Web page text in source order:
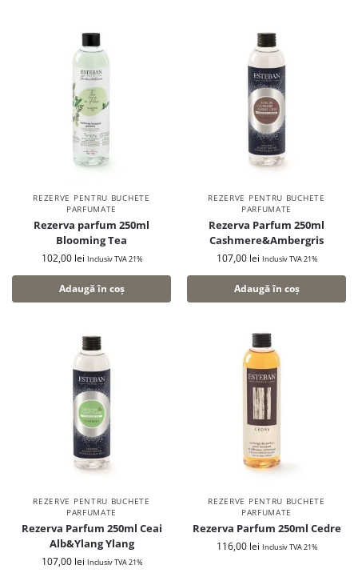
REZERVE PENTRU BUCHETE
PARFUMATE
Rezerva parfum 250ml
Blooming Tea
102,00 lei Inclusiv TVA 21%
Adaugă în coș
REZERVE PENTRU BUCHETE
PARFUMATE
Rezerva Parfum 250ml
Cashmere&Ambergris
107,00 lei Inclusiv TVA 21%
Adaugă în coș
REZERVE PENTRU BUCHETE
PARFUMATE
Rezerva Parfum 250ml Ceai
Alb&Ylang Ylang
107,00 lei Inclusiv TVA 21%
REZERVE PENTRU BUCHETE
PARFUMATE
Rezerva Parfum 250ml Cedre
116,00 lei Inclusiv TVA 21%